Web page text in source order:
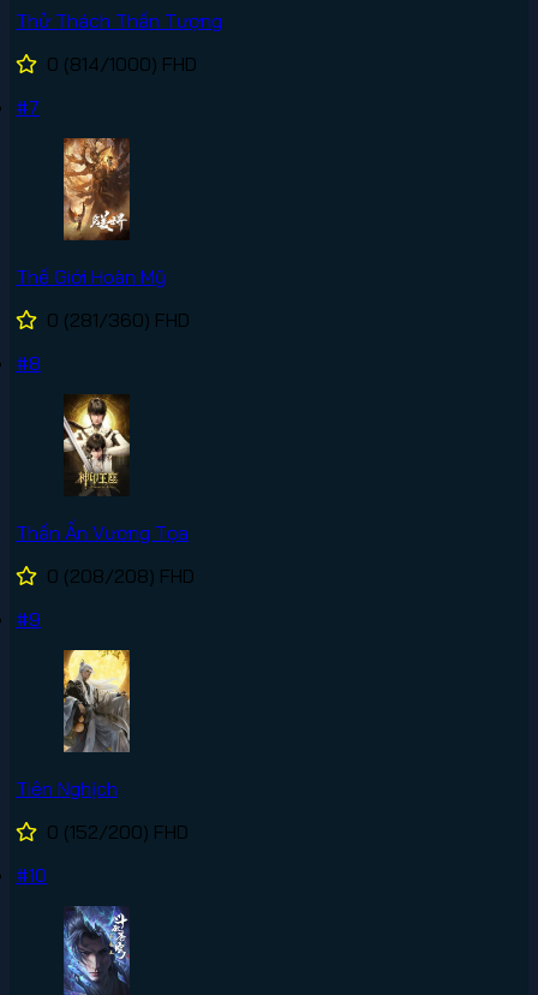
Thử Thách Thần Tượng
0 (814/1000) FHD
#7
Thế Giới Hoàn Mỹ
0 (281/360) FHD
#8
Thần Ấn Vương Tọa
0 (208/208) FHD
#9
Tiên Nghịch
0 (152/200) FHD
#10